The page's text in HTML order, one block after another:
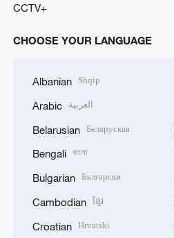
CCTV+
CHOOSE YOUR LANGUAGE
Albanian Shqip
Arabic العربية
Belarusian Беларуская
Bengali বাংলা
Bulgarian Български
Cambodian ខ្មែរ
Croatian Hrvatski